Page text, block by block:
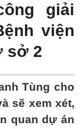
giải
viện
sở 2
Tùng cho
sẽ xem xét,
quan dự án